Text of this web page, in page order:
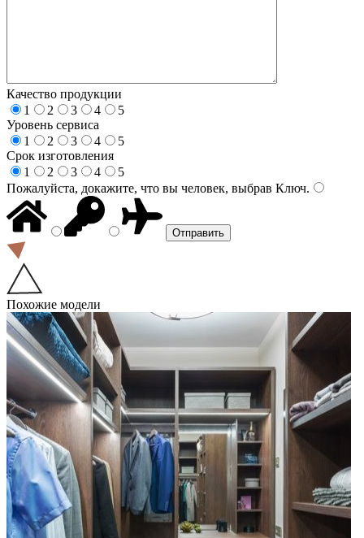
Качество продукции
1
2 3 4
5
Уровень сервиса
1
2 3 4
5
Срок изготовления
1
2 3 4
5
Пожалуйста, докажите, что вы человек, выбрав Ключ.
Похожие модели